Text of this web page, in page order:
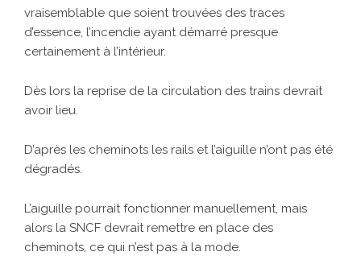
vraisemblable que soient trouvées des traces
d’essence, l’incendie ayant démarré presque
certainement à l’intérieur.
Dès lors la reprise de la circulation des trains devrait
avoir lieu.
D’après les cheminots les rails et l’aiguille n’ont pas été
dégradés.
L’aiguille pourrait fonctionner manuellement, mais
alors la SNCF devrait remettre en place des
cheminots, ce qui n’est pas à la mode.